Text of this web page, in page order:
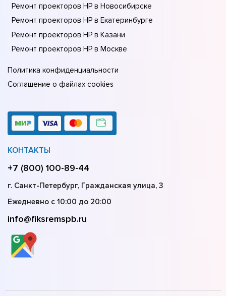
Ремонт проекторов HP в Новосибирске
Ремонт проекторов HP в Екатеринбурге
Ремонт проекторов HP в Казани
Ремонт проекторов HP в Москве
Политика конфиденциальности
Соглашение о файлах cookies
КОНТАКТЫ
+7 (800) 100-89-44
г. Санкт-Петербург, Гражданская улица, 3
Ежедневно с 10:00 до 20:00
info@fiksremspb.ru